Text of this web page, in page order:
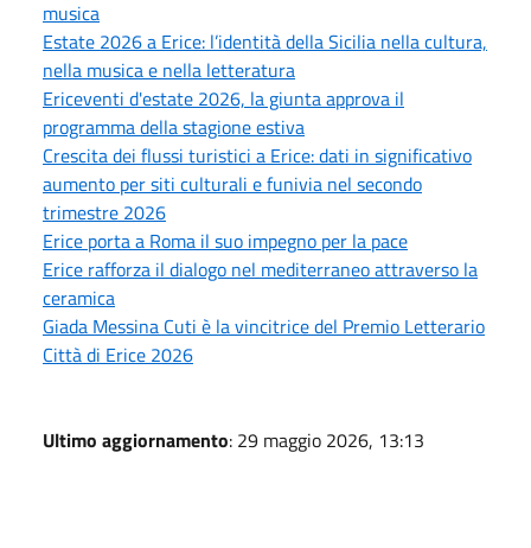
musica
Estate 2026 a Erice: l’identità della Sicilia nella cultura,
nella musica e nella letteratura
Ericeventi d'estate 2026, la giunta approva il
programma della stagione estiva
Crescita dei flussi turistici a Erice: dati in significativo
aumento per siti culturali e funivia nel secondo
trimestre 2026
Erice porta a Roma il suo impegno per la pace
Erice rafforza il dialogo nel mediterraneo attraverso la
ceramica
Giada Messina Cuti è la vincitrice del Premio Letterario
Città di Erice 2026
Ultimo aggiornamento: 29 maggio 2026, 13:13